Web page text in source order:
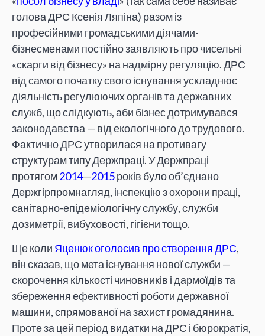
голова ДРС Ксенія Ляпіна) разом із
професійними громадськими діячами-
бізнесменами постійно заявляють про чисельні
«скарги від бізнесу» на надмірну регуляцію. ДРС
від самого початку свого існування ускладнює
діяльність регулюючих органів та державних
служб, що слідкують, аби бізнес дотримувався
законодавства — від екологічного до трудового.
Фактично ДРС утворилася на противагу
структурам типу Держпраці. У Держпраці
протягом2014—2015років було об’єднано
Держгірпромнагляд, інспекцію з охорони праці,
санітарно-епідеміологічну службу, служби
дозиметрії, вибуховості, гігієни тощо.
Ще коли Яценюк оголосив про створення ДРС,
він сказав, що мета існування нової служби —
скорочення кількості чиновників і дармоїдів та
збереження ефективності роботи державної
машини, спрямованої на захист громадянина.
Проте за цей період видатки на ДРС і бюрократія,